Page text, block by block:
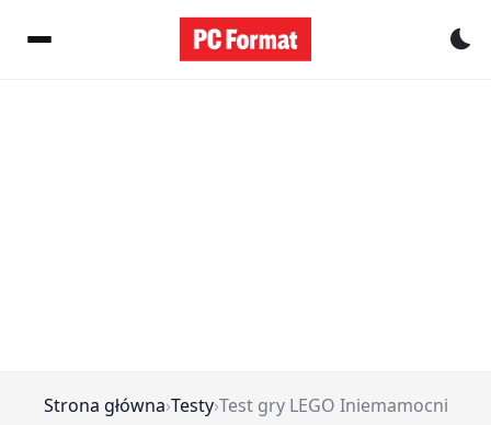
Strona główna›Testy›Test gry LEGO Iniemamocni